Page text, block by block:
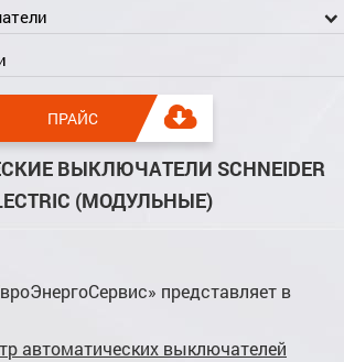
ПРАЙС
ВЫКЛЮЧАТЕЛИ SCHNEIDER
(МОДУЛЬНЫЕ)
представляет в
автоматических выключателей